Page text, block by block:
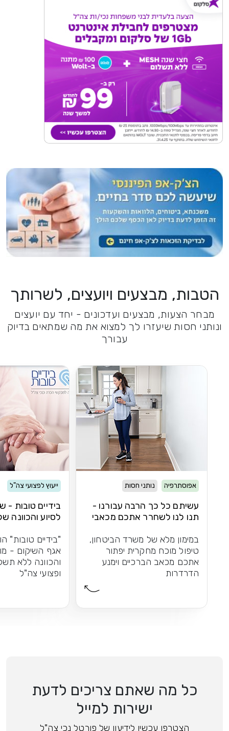
הטבות, מבצעים ויועצים, לשרותך
מבחר הצעות, מבצעים ועדכונים - יחד עם יועצים
ונותני חסות שיעזרו לך למצוא את מה שמתאים בדיוק
עבורך
אפוסתרפיה נותני חסות
עשיתם כל כך הרבה עבורנו -
תנו לנו לשחרר אתכם מכאבי
במימון מלא של משרד הביטחון,
טיפול מוכח מחקרית יפתור
אתכם מכאב הברכיים וימנע
הדרדרות
ייעוץ לפצועי צה"ל
בידיים טובות -
לסיוע והכוונה
"בידיים טובות"
אגף השיקום -
והכוונה ללא
ופצועי צה"ל
כל מה שאתם צריכים לדעת
ישירות למייל
הצטרפו עכשיו לידיעון של פורטל נכי צה"ל